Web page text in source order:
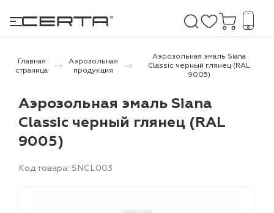
и дачи
бетону,
Главная
страница
Аэрозольная
продукция
Аэрозольная эмаль Siana
Classic черный глянец (RAL
9005)
Аэрозольная эмаль Siana
Classic черный глянец (RAL
9005)
Код товара: SNCL003